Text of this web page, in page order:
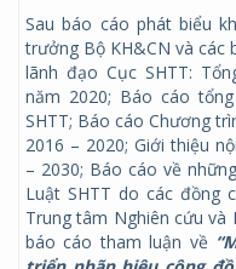
Sau báo cáo phát biểu
trưởng Bộ KH&CN và các
lãnh đạo Cục SHTT:
năm 2020; Báo cáo
SHTT; Báo cáo Chương
2016 – 2020; Giới thiệu
– 2030; Báo cáo về
Luật SHTT do các đồng
Trung tâm Nghiên cứu và
báo cáo tham luận về